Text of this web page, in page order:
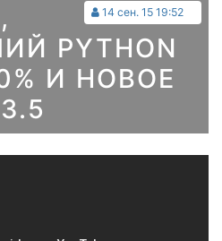
14 сен. 15 19:52
PYTHON
И НОВОЕ